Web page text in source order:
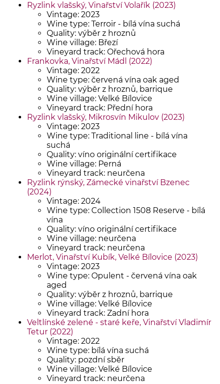
Ryzlink vlašský, Vinařství Volařík (2023)
Vintage: 2023
Wine type: Terroir - bílá vína suchá
Quality: výběr z hroznů
Wine village: Březí
Vineyard track: Ořechová hora
Frankovka, Vinařství Mádl (2022)
Vintage: 2022
Wine type: červená vína oak aged
Quality: výběr z hroznů, barrique
Wine village: Velké Bílovice
Vineyard track: Přední hora
Ryzlink vlašský, Mikrosvín Mikulov (2023)
Vintage: 2023
Wine type: Traditional line - bílá vína
suchá
Quality: víno originální certifikace
Wine village: Perná
Vineyard track: neurčena
Ryzlink rýnský, Zámecké vinařství Bzenec
(2024)
Vintage: 2024
Wine type: Collection 1508 Reserve - bílá
vína
Quality: víno originální certifikace
Wine village: neurčena
Vineyard track: neurčena
Merlot, Vinařství Kubík, Velké Bílovice (2023)
Vintage: 2023
Wine type: Opulent - červená vína oak
aged
Quality: výběr z hroznů, barrique
Wine village: Velké Bílovice
Vineyard track: Zadní hora
Veltlínské zelené - staré keře, Vinařství Vladimír
Tetur (2022)
Vintage: 2022
Wine type: bílá vína suchá
Quality: pozdní sběr
Wine village: Velké Bílovice
Vineyard track: neurčena